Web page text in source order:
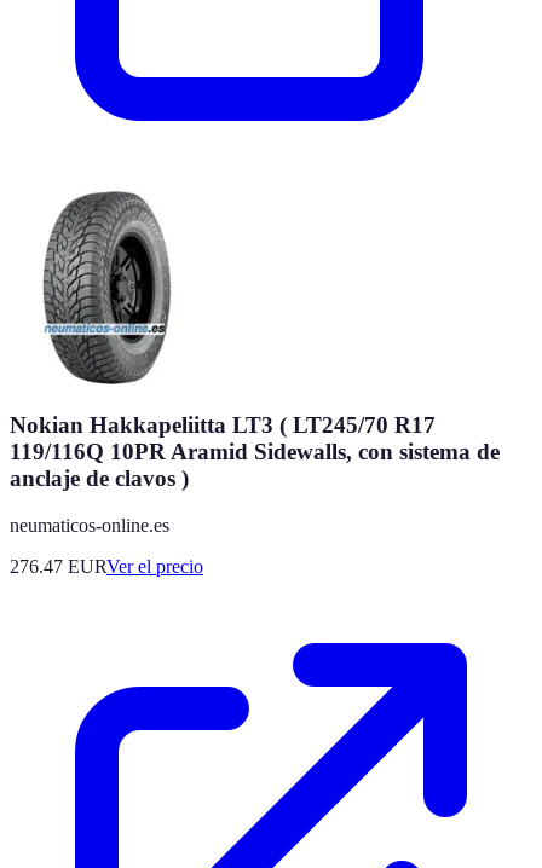
Nokian Hakkapeliitta LT3 ( LT245/70 R17
119/116Q 10PR Aramid Sidewalls, con sistema de
anclaje de clavos )
neumaticos-online.es
276.47 EURVer el precio